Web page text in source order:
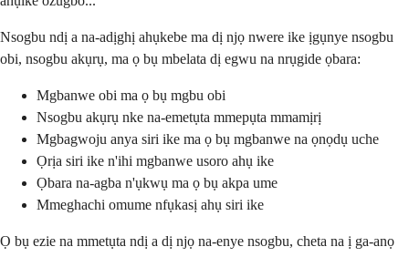
Nsogbu ndị a na-adịghị ahụkebe ma dị njọ nwere ike ịgụnye nsogbu
obi, nsogbu akụrụ, ma ọ bụ mbelata dị egwu na nrụgide ọbara:
Mgbanwe obi ma ọ bụ mgbu obi
Nsogbu akụrụ nke na-emetụta mmepụta mmamịrị
Mgbagwoju anya siri ike ma ọ bụ mgbanwe na ọnọdụ uche
Ọrịa siri ike n'ihi mgbanwe usoro ahụ ike
Ọbara na-agba n'ụkwụ ma ọ bụ akpa ume
Mmeghachi omume nfụkasị ahụ siri ike
Ọ bụ ezie na mmetụta ndị a dị njọ na-enye nsogbu, cheta na ị ga-anọ